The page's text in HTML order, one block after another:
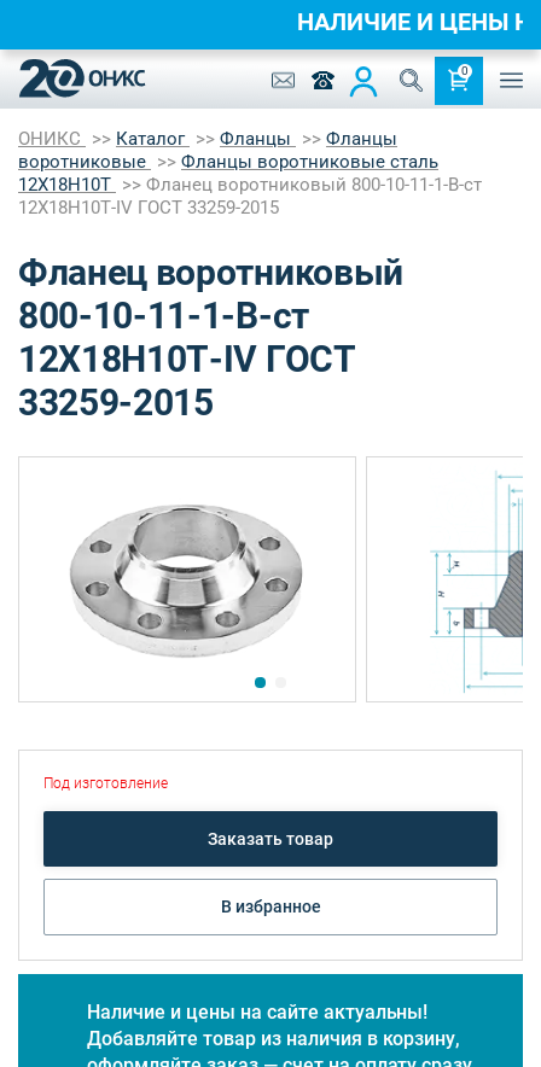
0
ОНИКС Каталог Фланцы
Фланцы
воротниковые
Фланцы воротниковые сталь
12Х18Н10Т
Фланец воротниковый 800-10-11-1-B-ст
12Х18Н10Т-IV ГОСТ 33259-2015
Фланец воротниковый
800-10-11-1-B-ст
12Х18Н10Т-IV ГОСТ
33259-2015
Под изготовление
Заказать товар
В избранное
Наличие и цены на сайте актуальны!
Добавляйте товар из наличия в корзину,
НАЛИЧИЕ И